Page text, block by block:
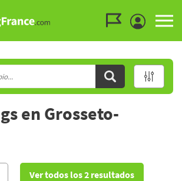
en Grosseto-
Ver todos los 2 resultados